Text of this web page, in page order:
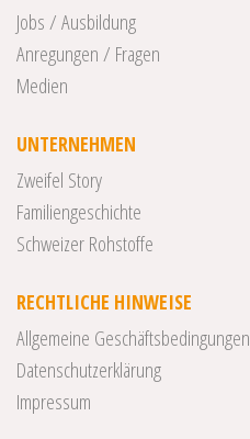
Jobs / Ausbildung
Anregungen / Fragen
Medien
UNTERNEHMEN
Zweifel Story
Familiengeschichte
Schweizer Rohstoffe
RECHTLICHE HINWEISE
Allgemeine Geschäftsbedingungen
Datenschutzerklärung
Impressum